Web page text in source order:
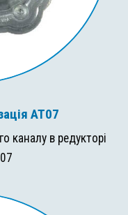
AT07
каналу в редукторі